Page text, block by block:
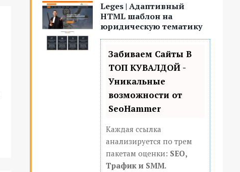
Leges | Адаптивный
HTML шаблон на
юридическую тематику
Забиваем Сайты В
ТОП КУВАЛДОЙ -
Уникальные
возможности от
SeoHammer
Каждая ссылка
анализируется по трем
пакетам оценки: SEO,
Трафик и SMM.